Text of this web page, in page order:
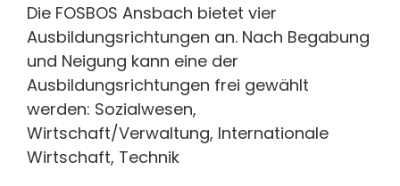
Die FOSBOS Ansbach bietet vier
Ausbildungsrichtungen an. Nach Begabung
und Neigung kann eine der
Ausbildungsrichtungen frei gewählt
werden: Sozialwesen,
Wirtschaft/Verwaltung, Internationale
Wirtschaft, Technik